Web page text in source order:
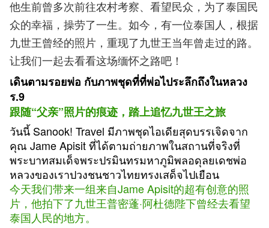
他生前曾多次前往农村考察、看望民众，为了泰国民
众的幸福，操劳了一生。如今，有一位泰国人，根据
九世王曾经的照片，重现了九世王当年曾走过的路。
让我们一起去看看这场缅怀之路吧！
เดินตามรอยพ่อ กับภาพชุดที่ที่พ่อไประลึกถึงในหลวง
ร.9
跟随“父亲”照片的痕迹，踏上追忆九世王之旅
วันนี้ Sanook! Travel มีภาพชุดไอเดียสุดบรรเจิดจาก
คุณ Jame Apisit ที่ได้ตามถ่ายภาพในสถานที่จริงที่
พระบาทสมเด็จพระปรมินทรมหาภูมิพลอดุลยเดชพ่อ
หลวงของเราปวงชนชาวไทยทรงเสด็จไปเยือน
今天我们带来一组来自Jame Apisit的超有创意的照
片，他拍下了九世王普密蓬·阿杜德陛下曾经去看望
泰国人民的地方。